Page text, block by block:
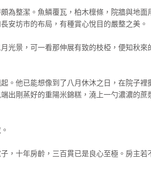
滯，那就是豁出性命守護珍視之物所引發的
讀者體味貫穿古今的共通性，更容易與古代
了解和呈現，讓我這個專業歷史學者甚為敬
篇小文寫於多年前，現在看來，史料和邏輯
不計成本地運輸才能夠達到平常無法達到的
為整潔。魚鱗覆瓦，柏木檁條，院牆與地面
安坊市的布局，有種賞心悅目的嚴整之美。
光景，可一看那伸展有致的枝椏，便知秋來
。他已能想像到了八月休沐之日，在院子裡
出剛蒸好的重陽米錦糕，澆上一勺濃濃的蔗
，十年房齡，三百貫已是良心至極。房主若